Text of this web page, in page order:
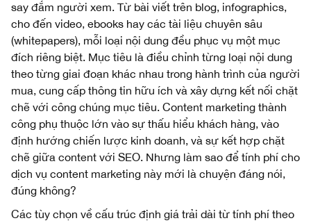
say đắm người xem. Từ bài viết trên blog, infographics,
cho đến video, ebooks hay các tài liệu chuyên sâu
(whitepapers), mỗi loại nội dung đều phục vụ một mục
đích riêng biệt. Mục tiêu là điều chỉnh từng loại nội dung
theo từng giai đoạn khác nhau trong hành trình của người
mua, cung cấp thông tin hữu ích và xây dựng kết nối chặt
chẽ với công chúng mục tiêu. Content marketing thành
công phụ thuộc lớn vào sự thấu hiểu khách hàng, vào
định hướng chiến lược kinh doanh, và sự kết hợp chặt
chẽ giữa content với SEO. Nhưng làm sao để tính phí cho
dịch vụ content marketing này mới là chuyện đáng nói,
đúng không?
Các tùy chọn về cấu trúc định giá trải dài từ tính phí theo